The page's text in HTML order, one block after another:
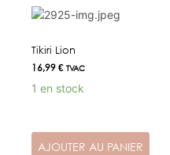
Tikiri Lion
16,99€ TVAC
1 en stock
AJOUTER AU PANIER